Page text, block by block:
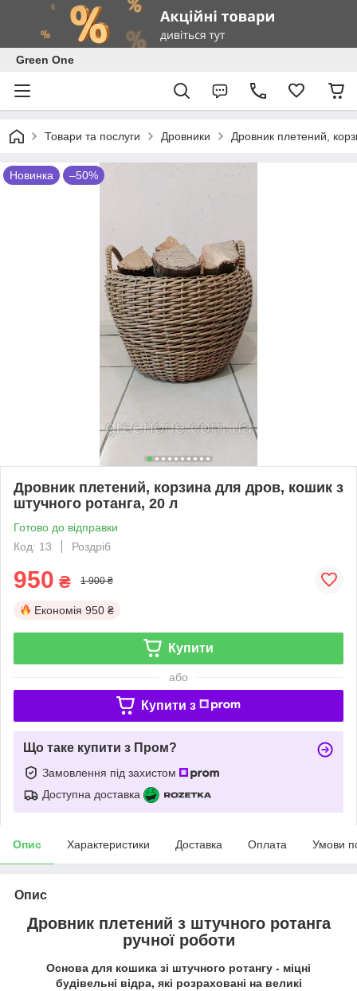
Green One
Товари та послуги Дровники Дровник плетений,
Новинка –50%
Дровник плетений, корзина для дров, кошик з
штучного ротанга, 20 л
Готово до відправки
Код: 13
Роздріб
950 ₴ 1 900 ₴
Економія 950 ₴
Купити
або
Купити з
Що таке купити з Пром?
Замовлення під захистом
Доступна доставка
Опис Характеристики Доставка Оплата Умови
Опис
Дровник плетений з штучного ротанга
ручної роботи
Основа для кошика зі штучного ротангу - міцні
будівельні відра, які розраховані на великі